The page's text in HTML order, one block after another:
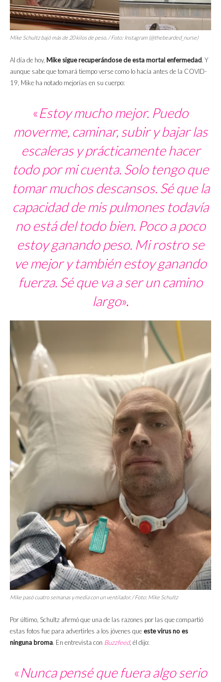
Mike Schultz bajó más de 20 kilos de peso. / Foto: Instagram (@thebearded_nurse)
Al día de hoy, Mike sigue recuperándose de esta mortal enfermedad. Y
aunque sabe que tomará tiempo verse como lo hacía antes de la COVID-
19, Mike ha notado mejorías en su cuerpo:
«Estoy mucho mejor. Puedo
moverme, caminar, subir y bajar las
escaleras y prácticamente hacer
todo por mi cuenta. Solo tengo que
tomar muchos descansos. Sé que la
capacidad de mis pulmones todavía
no está del todo bien. Poco a poco
estoy ganando peso. Mi rostro se
ve mejor y también estoy ganando
fuerza. Sé que va a ser un camino
largo».
Mike pasó cuatro semanas y media con un ventilador. / Foto: Mike Schultz
Por último, Schultz afirmó que una de las razones por las que compartió
estas fotos fue para advertirles a los jóvenes queeste virus no es
ninguna broma. En entrevista con Buzzfeed, él dijo:
«Nunca pensé que fuera algo serio